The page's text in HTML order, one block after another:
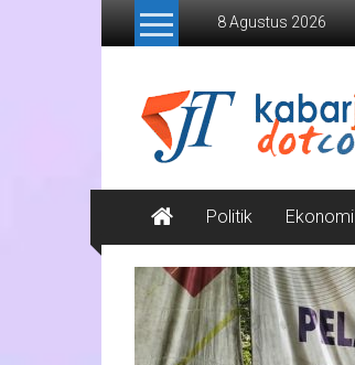
Lompat
8 Agustus 2026
Kabar
Jawa
Timur
Media
Online
Jawa
Timur
Politik Ekonomi